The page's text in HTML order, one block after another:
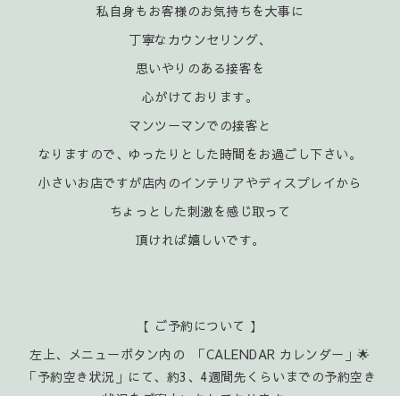
私自身もお客様のお気持ちを大事に
丁寧なカウンセリング、
思いやりのある接客を
心がけております。
マンツーマンでの接客と
なりますので、ゆったりとした時間をお過ごし下さい。
小さいお店ですが店内のインテリアやディスプレイから
ちょっとした刺激を感じ取って
頂ければ嬉 しいです。
【 ご予約について 】
左上、メニューボタン内の 「CALENDAR カレンダー」🌟
「予約空き状況」にて、約3、4週間先くらいまでの予約空き